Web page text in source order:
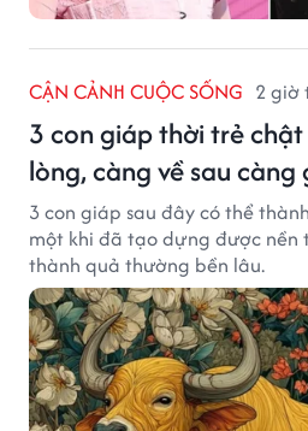
CẬN CẢNH CUỘC SỐNG 2 giờ
3 con giáp thời trẻ
lòng, càng về sau càng
3 con giáp sau đây có thể
một khi đã tạo dựng được nền
thành quả thường bền lâu.